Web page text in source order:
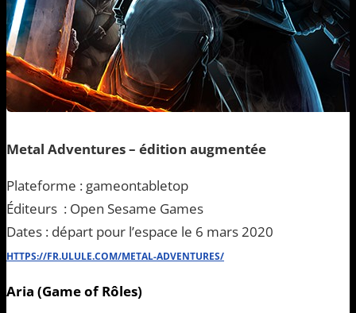
Metal Adventures – édition augmentée
Plateforme : gameontabletop
Éditeurs : Open Sesame Games
Dates : départ pour l’espace le 6 mars 2020
HTTPS://FR.ULULE.COM/METAL-ADVENTURES/
Aria (Game of Rôles)